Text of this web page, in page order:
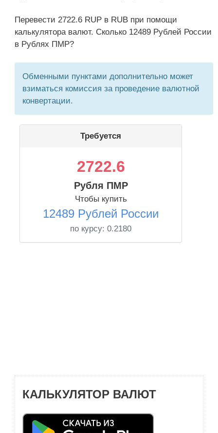
Перевести 2722.6 RUP в RUB при помощи
калькулятора валют. Сколько 12489 Рублей России
в Рублях ПМР?
Обменными пунктами дополнительно может
взиматься комиссия за проведение валютной
конвертации.
Требуется
2722.6
Рубля ПМР
Чтобы купить
12489 Рублей России
по курсу: 0.2180
КАЛЬКУЛЯТОР ВАЛЮТ